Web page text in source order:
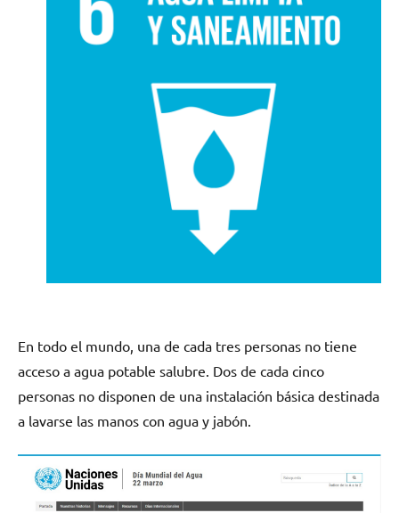
En todo el mundo, una de cada tres personas no tiene
acceso a agua potable salubre. Dos de cada cinco
personas no disponen de una instalación básica destinada
a lavarse las manos con agua y jabón.